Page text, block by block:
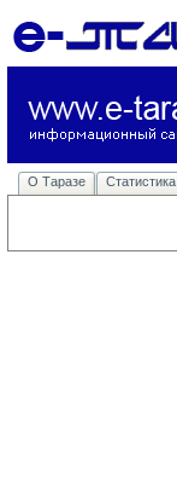
О Таразе Статистика